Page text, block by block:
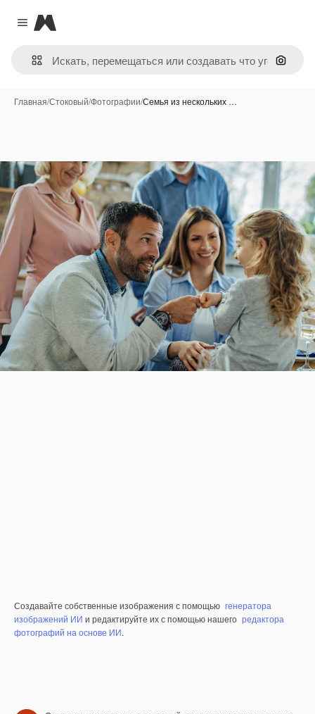
Close menu
Magnific
Поиск
Главная/Стоковый/Фотографии/Семья из нескольких …
Создавайте собственные изображения с помощью генератора
изображений ИИ и редактируйте их с помощью нашего редактора
фотографий на основе ИИ.